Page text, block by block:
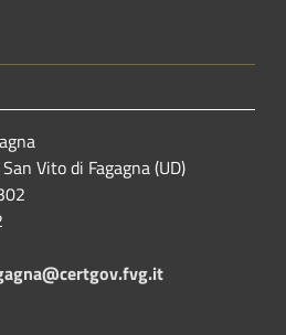
Vito di Fagagna (UD)